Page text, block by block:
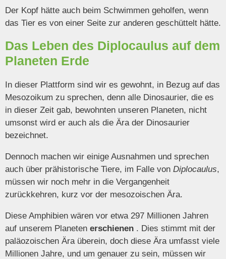
Der Kopf hätte auch beim Schwimmen geholfen, wenn
das Tier es von einer Seite zur anderen geschüttelt hätte.
Das Leben des Diplocaulus auf dem
Planeten Erde
In dieser Plattform sind wir es gewohnt, in Bezug auf das
Mesozoikum zu sprechen, denn alle Dinosaurier, die es
in dieser Zeit gab, bewohnten unseren Planeten, nicht
umsonst wird er auch als die Ära der Dinosaurier
bezeichnet.
Dennoch machen wir einige Ausnahmen und sprechen
auch über prähistorische Tiere, im Falle von Diplocaulus,
müssen wir noch mehr in die Vergangenheit
zurückkehren, kurz vor der mesozoischen Ära.
Diese Amphibien wären vor etwa 297 Millionen Jahren
auf unserem Planeten erschienen . Dies stimmt mit der
paläozoischen Ära überein, doch diese Ära umfasst viele
Millionen Jahre, und um genauer zu sein, müssen wir